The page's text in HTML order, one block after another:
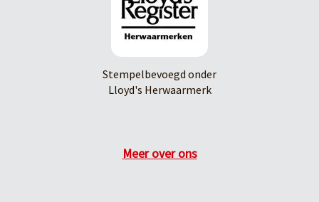
Stempelbevoegd onder
Lloyd's Herwaarmerk
Meer over ons